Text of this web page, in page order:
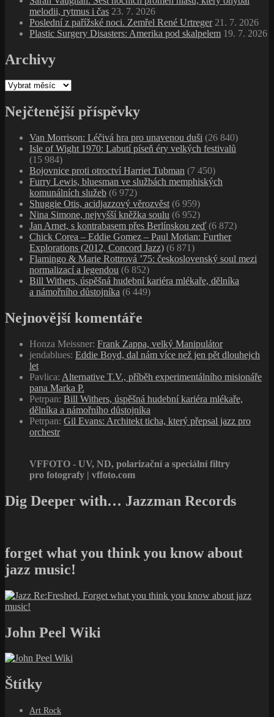
melodii, rytmus i čas 23. 7. 2026
Poslední z pařížské noci. Zemřel René Urtreger 21. 7. 2026
Plastic Surgery Disasters: Amerika pod skalpelem 19. 7. 2026
Archivy
Archivy
Nejčtenější příspěvky
Van Morrison: Léčivá hra pro unavenou duši (26 840)
Isle of Wight 1970: Labutí píseň éry velkých festivalů
(15 984)
Bojovnice proti otroctví Harriet Tubman (7 450)
Furry Lewis, bluesman ve službách memphiských
komunálních služeb (6 972)
Shuggie Otis, acidjazzový věrozvěst (6 959)
Nina Simone, nejvyšší kněžka soulu (6 952)
Jan Arnet, s kontrabasem přes Berlínskou zeď (6 872)
Chick Corea – Eddie Gomez – Paul Motian: Further
Explorations (2012, Concord Jazz) (6 871)
Flamingo & Marie Rottrová ’75: československý soul mezi
normalizací a legendou (6 852)
Bill Withers, úspěšná hudební kariéra mlékaře, dělníka
a námořního důstojníka (6 449)
Nejnovější komentáře
Honza Meissner: Frank Zappa, velký Manipulátor
jendablues: Eddie Boyd, dal nám více než jen pět dlouhejch
let
Pavlica: Alternative T.V., příběh experimentálního misionáře
pana Marka P.
Petrpan: Bill Withers, úspěšná hudební kariéra mlékaře,
dělníka a námořního důstojníka
Petrpan: Gil Evans: Architekt ticha, který přepsal jazz pro
orchestr
VFFOTO - UV, ND, polarizační a speciální filtry
pro fotografy | vffoto.com
Dig Deeper with… Jazzman Records
forget what you think you know about
jazz music!
John Peel Wiki
Štítky
Art Rock